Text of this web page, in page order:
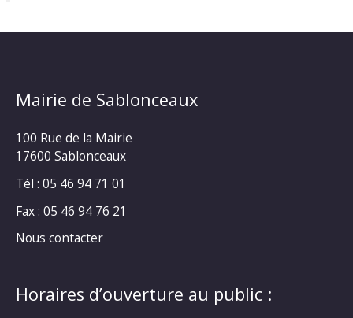
Mairie de Sablonceaux
100 Rue de la Mairie
17600 Sablonceaux
Tél : 05 46 94 71 01
Fax : 05 46 94 76 21
Nous contacter
Horaires d’ouverture au public :